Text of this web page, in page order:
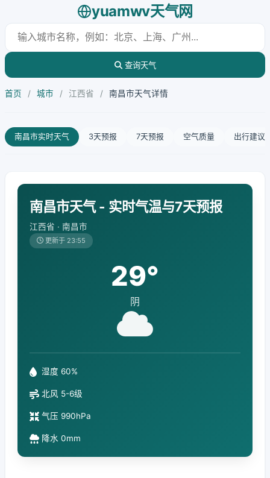
yuamwv天气网
查询天气
首页 / 城市 / 江西省 / 南昌市天气详情
南昌市实时天气 3天预报 7天预报 空气质量 出行建议
南昌市天气 - 实时气温与7天预报
江西省 · 南昌市
更新于 23:55
29°
阴
湿度 60%
北风 5-6级
气压 990hPa
降水 0mm